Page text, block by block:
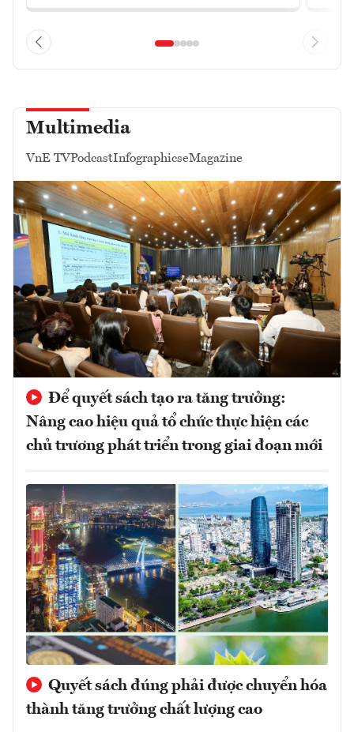
Multimedia
VnE TVPodcastInfographicseMagazine
Để quyết sách tạo ra tăng trưởng:
Nâng cao hiệu quả tổ chức thực hiện các
chủ trương phát triển trong giai đoạn mới
Quyết sách đúng phải được chuyển hóa
thành tăng trưởng chất lượng cao